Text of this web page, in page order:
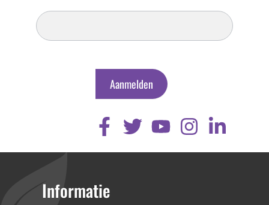
Inschrijven
Nieuwsbrief
Aanmelden
Informatie